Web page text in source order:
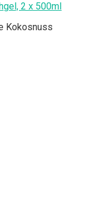
2 x 500ml
Kokosnuss